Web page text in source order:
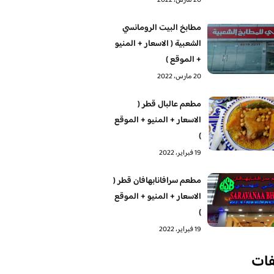
مطابخ البيت الرومانسي
الشعبية ( الاسعار + المنيو
+ الموقع )
20 مارس، 2022
مطعم عالبال قطر (
الاسعار + المنيو + الموقع
)
19 فبراير، 2022
مطعم سرافانابهافان قطر (
الاسعار + المنيو + الموقع
)
19 فبراير، 2022